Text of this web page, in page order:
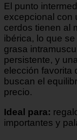
El punto
excepcional con
cerdos tienen al
ibérica, lo que
grasa
persistente, y
elección favorita
buscan el
precio.
Ideal para:
importantes y